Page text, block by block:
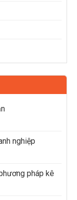
nghiệp
pháp kê